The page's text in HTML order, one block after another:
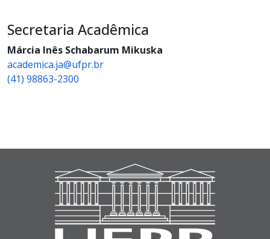
Secretaria Acadêmica
Márcia Inês Schabarum Mikuska
academica.ja@ufpr.br
(41) 98863-2300